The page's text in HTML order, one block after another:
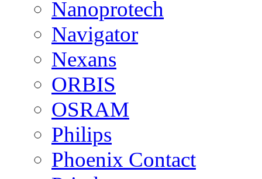
Nanoprotech
Navigator
Nexans
ORBIS
OSRAM
Philips
Phoenix Contact